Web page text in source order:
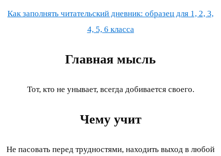
Как заполнять читательский дневник: образец для 1, 2, 3,
4, 5, 6 класса
Главная мысль
Тот, кто не унывает, всегда добивается своего.
Чему учит
Не пасовать перед трудностями, находить выход в любой